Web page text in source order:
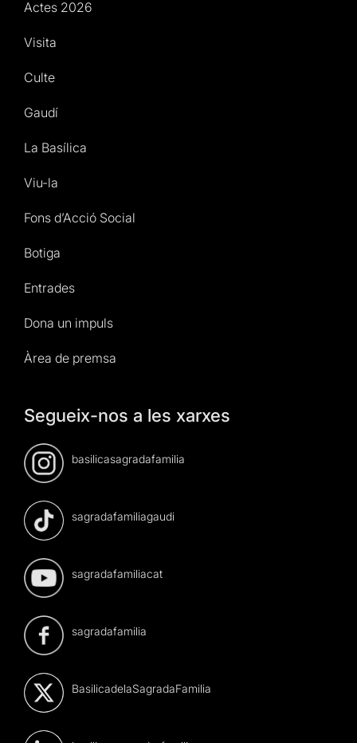
Actes 2026
Visita
Culte
Gaudí
La Basílica
Viu-la
Fons d’Acció Social
Botiga
Entrades
Dona un impuls
Àrea de premsa
Segueix-nos a les xarxes
basilicasagradafamilia
sagradafamiliagaudi
sagradafamiliacat
sagradafamilia
BasilicadelaSagradaFamilia